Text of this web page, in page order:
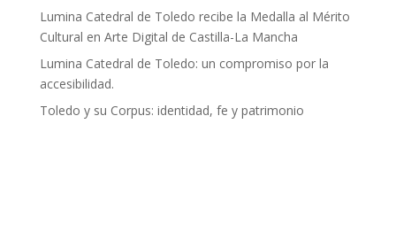
Lumina Catedral de Toledo recibe la Medalla al Mérito
Cultural en Arte Digital de Castilla-La Mancha
Lumina Catedral de Toledo: un compromiso por la
accesibilidad.
Toledo y su Corpus: identidad, fe y patrimonio